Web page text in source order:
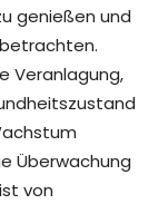
genießen und
Veranlagung,
Überwachung
von